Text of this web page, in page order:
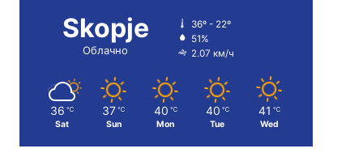
Skopje
Облачно
36º - 22º
51%
2.07 км/ч
36 ℃
Sat
37 ℃
Sun
40 ℃
Mon
40 ℃
Tue
41 ℃
Wed